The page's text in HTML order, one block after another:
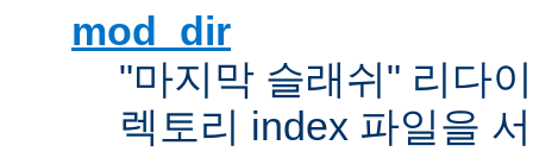
mod_dir
"마지막 슬래쉬" 리다
렉토리 index 파일을